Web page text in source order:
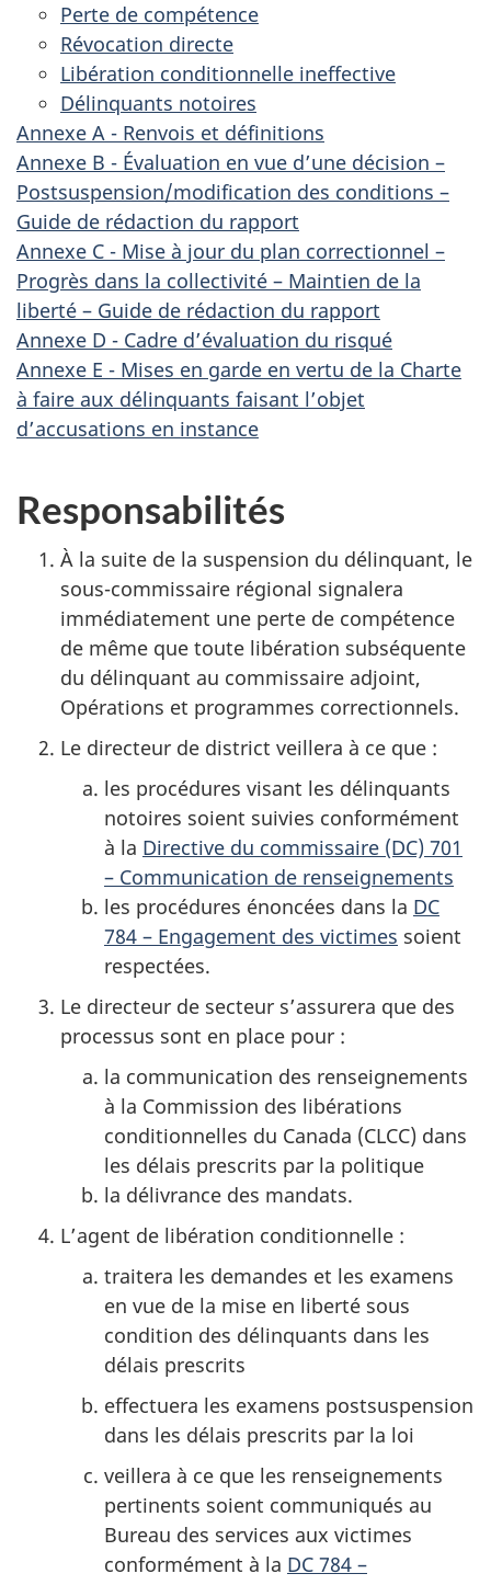
Perte de compétence
Révocation directe
Libération conditionnelle ineffective
Délinquants notoires
Annexe A - Renvois et définitions
Annexe B - Évaluation en vue d’une décision –
Postsuspension/modification des conditions –
Guide de rédaction du rapport
Annexe C - Mise à jour du plan correctionnel –
Progrès dans la collectivité – Maintien de la
liberté – Guide de rédaction du rapport
Annexe D - Cadre d’évaluation du risqué
Annexe E - Mises en garde en vertu de la Charte
à faire aux délinquants faisant l’objet
d’accusations en instance
Responsabilités
À la suite de la suspension du délinquant, le
sous-commissaire régional signalera
immédiatement une perte de compétence
de même que toute libération subséquente
du délinquant au commissaire adjoint,
Opérations et programmes correctionnels.
Le directeur de district veillera à ce que :
les procédures visant les délinquants
notoires soient suivies conformément
à la Directive du commissaire (DC) 701
– Communication de renseignements
les procédures énoncées dans la DC
784 – Engagement des victimes soient
respectées.
Le directeur de secteur s’assurera que des
processus sont en place pour :
la communication des renseignements
à la Commission des libérations
conditionnelles du Canada (CLCC) dans
les délais prescrits par la politique
la délivrance des mandats.
L’agent de libération conditionnelle :
traitera les demandes et les examens
en vue de la mise en liberté sous
condition des délinquants dans les
délais prescrits
effectuera les examens postsuspension
dans les délais prescrits par la loi
veillera à ce que les renseignements
pertinents soient communiqués au
Bureau des services aux victimes
conformément à la DC 784 –